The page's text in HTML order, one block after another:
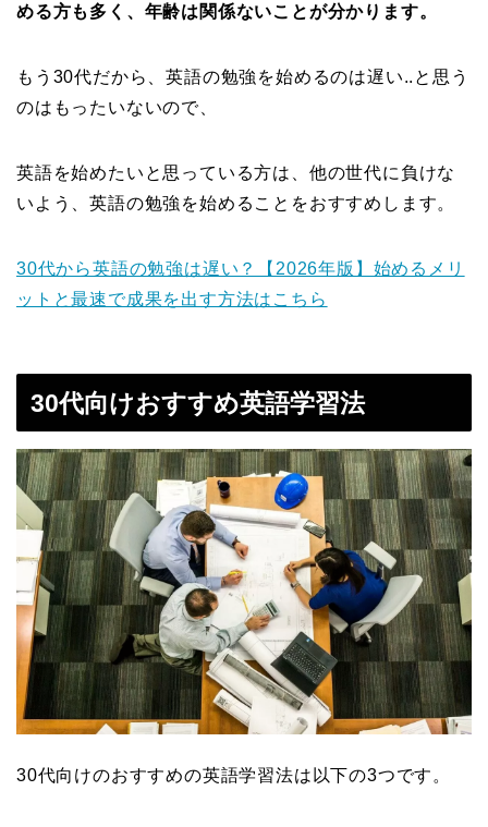
める方も多く、年齢は関係ないことが分かります。
もう30代だから、英語の勉強を始めるのは遅い..と思う
のはもったいないので、
英語を始めたいと思っている方は、他の世代に負けな
いよう、英語の勉強を始めることをおすすめします。
30代から英語の勉強は遅い？【2026年版】始めるメリ
ットと最速で成果を出す方法はこちら
30代向けおすすめ英語学習法
30代向けのおすすめの英語学習法は以下の3つです。